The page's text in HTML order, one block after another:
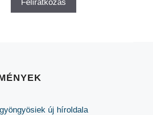
új híroldala